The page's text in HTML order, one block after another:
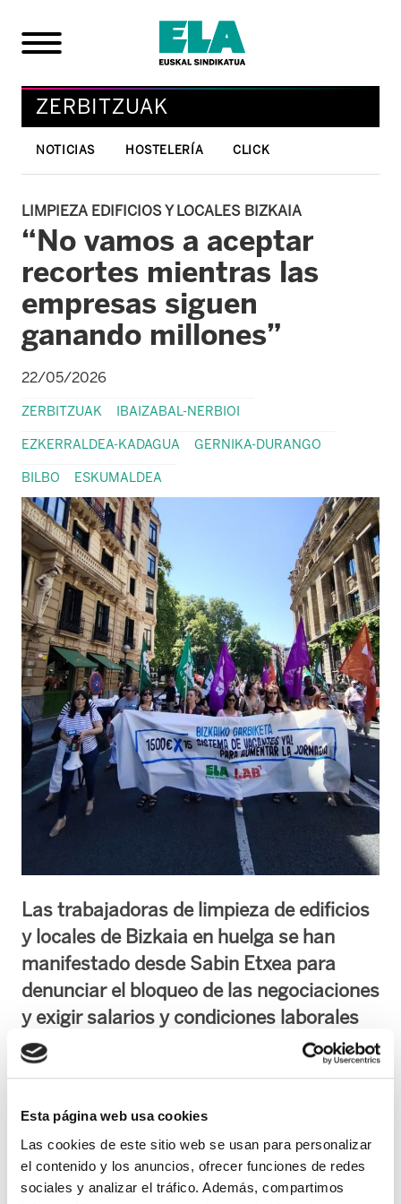
Esta página web usa cookies
Las cookies de este sitio web se usan para personalizar
el contenido y los anuncios, ofrecer funciones de redes
sociales y analizar el tráfico. Además, compartimos
ZERBITZUAK
NOTICIAS HOSTELERÍA CLICK
LIMPIEZA EDIFICIOS Y LOCALES BIZKAIA
“No vamos a aceptar
recortes mientras las
empresas siguen
ganando millones”
22/05/2026
ZERBITZUAK IBAIZABAL-NERBIOI
EZKERRALDEA-KADAGUA GERNIKA-DURANGO
BILBO ESKUMALDEA
Las trabajadoras de limpieza de edificios
y locales de Bizkaia en huelga se han
manifestado desde Sabin Etxea para
denunciar el bloqueo de las negociaciones
y exigir salarios y condiciones laborales
dignas.
convocadas por ELA y LAB, han retomado las
movilizaciones con nuevas jornadas de huelga
en mayo ante el bloqueo de la negociación del
convenio. La huelga está teniendo amplio